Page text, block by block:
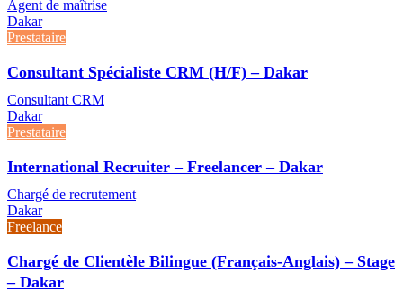
Agent de maîtrise
Dakar
Prestataire
Consultant Spécialiste CRM (H/F) – Dakar
Consultant CRM
Dakar
Prestataire
International Recruiter – Freelancer – Dakar
Chargé de recrutement
Dakar
Freelance
Chargé de Clientèle Bilingue (Français-Anglais) – Stage
– Dakar